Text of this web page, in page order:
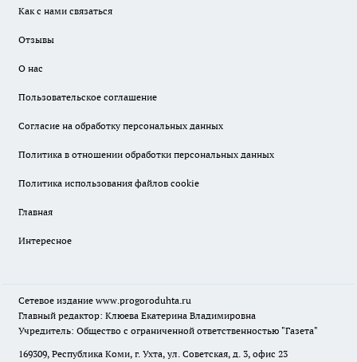
Как с нами связаться
Отзывы
О нас
Пользовательское соглашение
Согласие на обработку персональных данных
Политика в отношении обработки персональных данных
Политика использования файлов cookie
Главная
Интересное
Сетевое издание www.progoroduhta.ru
Главный редактор: Клюева Екатерина Владимировна
Учредитель: Общество с ограниченной ответственностью "Газета"
169309, Республика Коми, г. Ухта, ул. Советская, д. 3, офис 23